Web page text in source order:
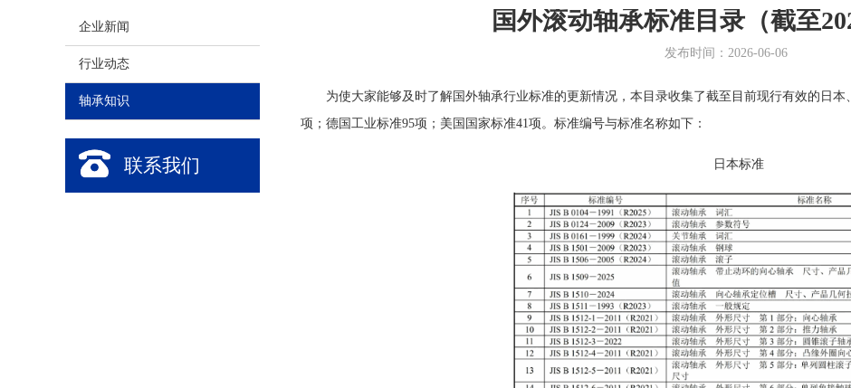
企业新闻
行业动态
轴承知识
联系我们
国外滚动轴承标准目录（截至
发布时间：2026-06-06
为使大家能够及时了解国外轴承行业标准的更新情况，本目录收集了截至目前现行有效的日
项；德国工业标准95项；美国国家标准41项。标准编号与标准名称如下：
日本标准